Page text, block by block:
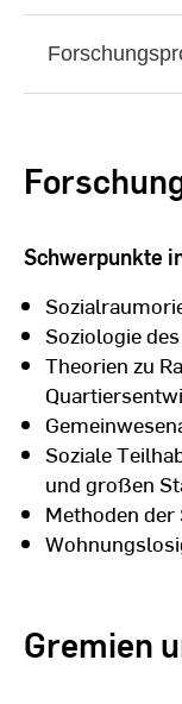
Schwerpunkte
Soziologie
Theorien zu
Soziale
und großen
Methoden
Gremien